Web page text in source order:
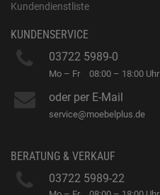
Kundendienstliste
KUNDENSERVICE
03722 5989-0
Mo – Fr 08:00 – 18:00 Uhr
oder per E-Mail
service@moebelplus.de
BERATUNG & VERKAUF
03722 5989-22